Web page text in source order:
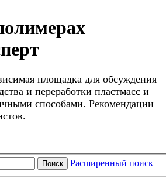
площадка для обсуждения
и переработки пластмасс и
способами. Рекомендации
Поиск Расширенный поиск